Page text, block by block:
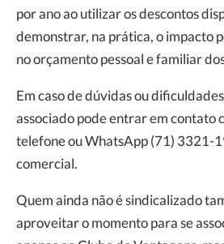
por ano ao utilizar os descontos
demonstrar, na prática, o impacto
no orçamento pessoal e familiar
Em caso de dúvidas ou
associado pode entrar em contato
telefone ou WhatsApp (71) 3321-
comercial.
Quem ainda não é sindicalizado
aproveitar o momento para se